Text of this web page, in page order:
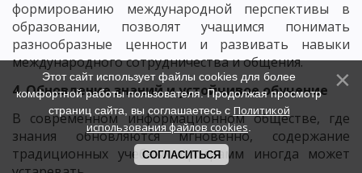
формированию международной перспективы в
образовании, позволят учащимся понимать
разнообразные ценности и развивать навыки
международного сотрудничества и общения.
4. Обновление знаний и устойчивое обучение
В современном информационном обществе, где
знания обновляются мгновенно, содержание
традиционных учебных программ иногда может
Этот сайт использует файлы cookies для более
комфортной работы пользователя. Продолжая просмотр
страниц сайта, вы соглашаетесь с Политикой
использования файлов cookies
СОГЛАСИТЬСЯ